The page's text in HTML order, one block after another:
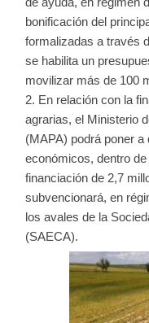
bonificación del
formalizadas a través
se habilita un
movilizar más de 100
En relación con la
agrarias, el Ministerio
(MAPA) podrá poner
económicos, dentro
financiación de 2,7
subvencionará, en
los avales de la
(SAECA).